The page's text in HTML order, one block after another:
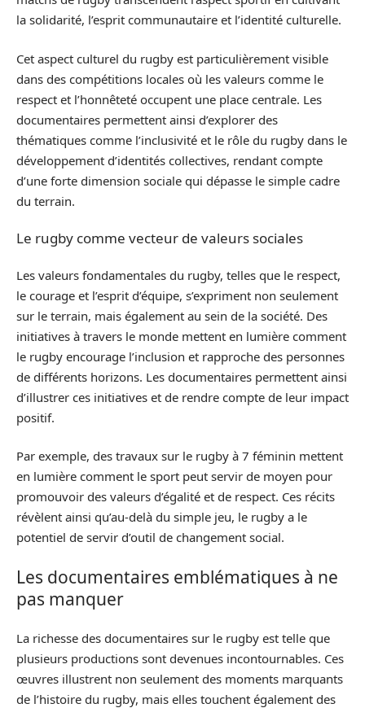
la solidarité, l’esprit communautaire et l’identité culturelle.
Cet aspect culturel du rugby est particulièrement visible
dans des compétitions locales où les valeurs comme le
respect et l’honnêteté occupent une place centrale. Les
documentaires permettent ainsi d’explorer des
thématiques comme l’inclusivité et le rôle du rugby dans le
développement d’identités collectives, rendant compte
d’une forte dimension sociale qui dépasse le simple cadre
du terrain.
Le rugby comme vecteur de valeurs sociales
Les valeurs fondamentales du rugby, telles que le respect,
le courage et l’esprit d’équipe, s’expriment non seulement
sur le terrain, mais également au sein de la société. Des
initiatives à travers le monde mettent en lumière comment
le rugby encourage l’inclusion et rapproche des personnes
de différents horizons. Les documentaires permettent ainsi
d’illustrer ces initiatives et de rendre compte de leur impact
positif.
Par exemple, des travaux sur le rugby à 7 féminin mettent
en lumière comment le sport peut servir de moyen pour
promouvoir des valeurs d’égalité et de respect. Ces récits
révèlent ainsi qu’au-delà du simple jeu, le rugby a le
potentiel de servir d’outil de changement social.
Les documentaires emblématiques à ne
pas manquer
La richesse des documentaires sur le rugby est telle que
plusieurs productions sont devenues incontournables. Ces
œuvres illustrent non seulement des moments marquants
de l’histoire du rugby, mais elles touchent également des